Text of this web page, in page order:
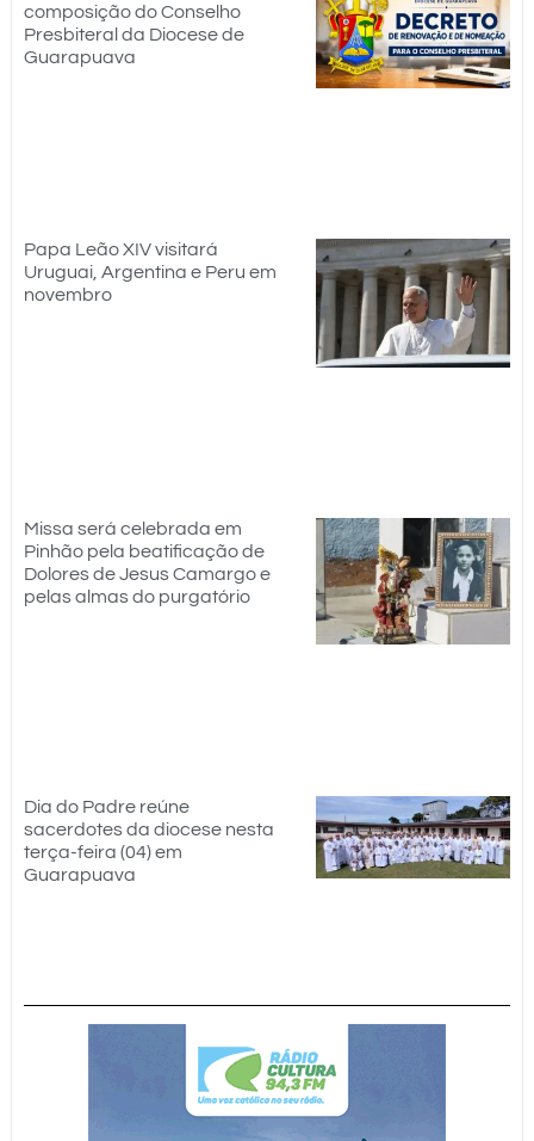
composição do Conselho
Presbiteral da Diocese de
Guarapuava
Papa Leão XIV visitará
Uruguai, Argentina e Peru em
novembro
Missa será celebrada em
Pinhão pela beatificação de
Dolores de Jesus Camargo e
pelas almas do purgatório
Dia do Padre reúne
sacerdotes da diocese nesta
terça-feira (04) em
Guarapuava